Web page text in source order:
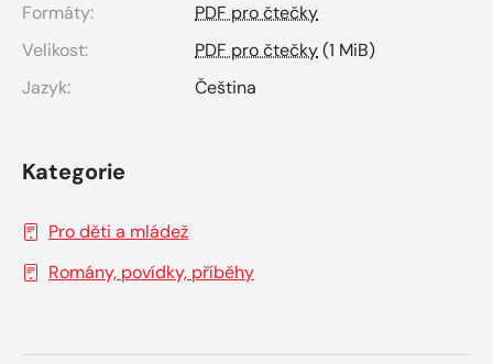
Formáty:
PDF pro čtečky
Velikost:
PDF pro čtečky(1 MiB)
Jazyk:
Čeština
Kategorie
Pro děti a mládež
Romány, povídky, příběhy